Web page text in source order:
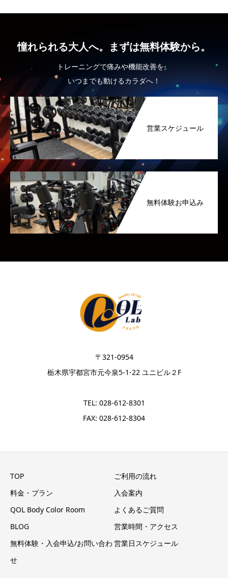
憧れられる大人へ。まずは無料体験から。
トレーニングで痛みや機能改善を。
いつまでも動けるカラダへ！
営業スケジュール
無料体験お申込み
〒321-0954
栃木県宇都宮市元今泉5-1-22 ユニビル２F
TEL: 028-612-8301
FAX: 028-612-8304
TOP
ご利用の流れ
料金・プラン
入会案内
QOL Body Color Room
よくあるご質問
BLOG
営業時間・アクセス
無料体験・入会申込/お問い合わ
せ
営業日スケジュール